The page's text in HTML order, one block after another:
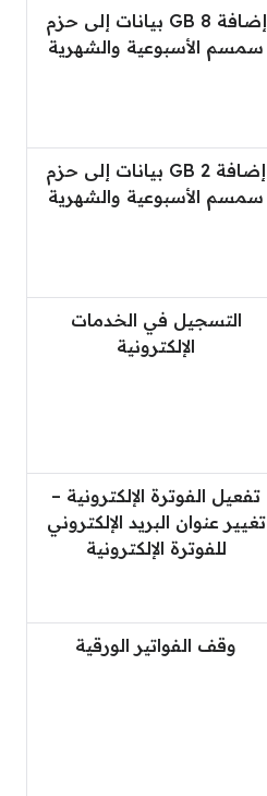
إضافة 8 GB بيانات إلى حزم
سمسم الأسبوعية والشهرية
إضافة 2 GB بيانات إلى حزم
سمسم الأسبوعية والشهرية
التسجيل في الخدمات
الإلكترونية
تفعيل الفوترة الإلكترونية –
تغيير عنوان البريد الإلكتروني
للفوترة الإلكترونية
وقف الفواتير الورقية